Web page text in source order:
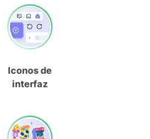
Iconos de
interfaz